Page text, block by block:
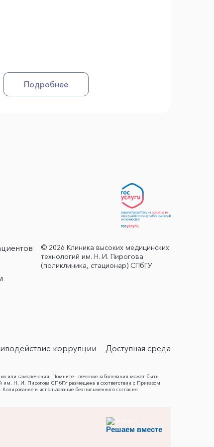
Подробнее
© 2026 Клиника высоких медицинских
технологий им. Н. И. Пирогова
(поликлиника, стационар) СПбГУ
коррупции Доступная среда
или самолечения. Помните - лечение заболевания может быть
Н. И. Пирогова СПбГУ размещена в соответствии с Приказом
и использование без письменного согласия
Решаем вместе